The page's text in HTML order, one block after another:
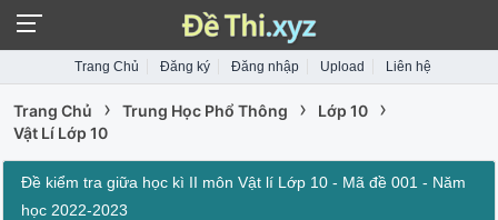
Trang Chủ Đăng ký Đăng nhập Upload Liên hệ
Trang Chủ › Trung Học Phổ Thông › Lớp 10 ›
Vật Lí Lớp 10
Đề kiểm tra giữa học kì II môn Vật lí Lớp 10 - Mã đề 001 - Năm
học 2022-2023